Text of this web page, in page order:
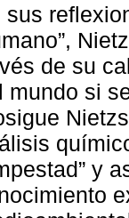
sus
de su
mundo si
y